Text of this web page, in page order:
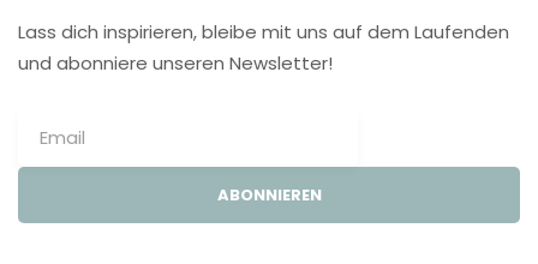
Lass dich inspirieren, bleibe mit uns auf dem Laufenden
und abonniere unseren Newsletter!
ABONNIEREN